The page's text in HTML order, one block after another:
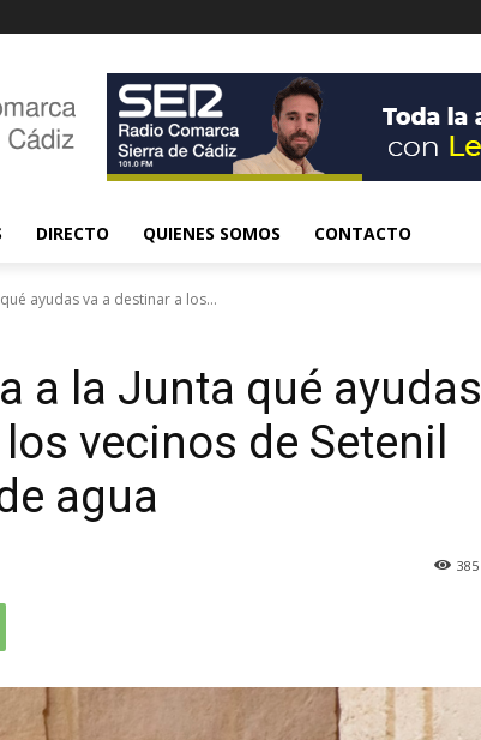
DIRECTO QUIENES SOMOS CONTACTO
ayudas va a destinar a los...
a la Junta qué ayudas
vecinos de Setenil
agua
385